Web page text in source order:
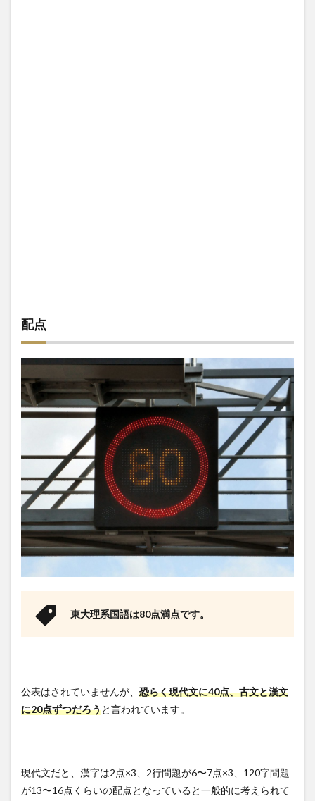
配点
東大理系国語は80点満点です。
公表はされていませんが、 恐らく現代文に40点、古文と漢文
に20点ずつだろうと言われています。
現代文だと、漢字は2点×3、2行問題が6〜7点×3、120字問題
が13〜16点くらいの配点となっていると一般的に考えられて